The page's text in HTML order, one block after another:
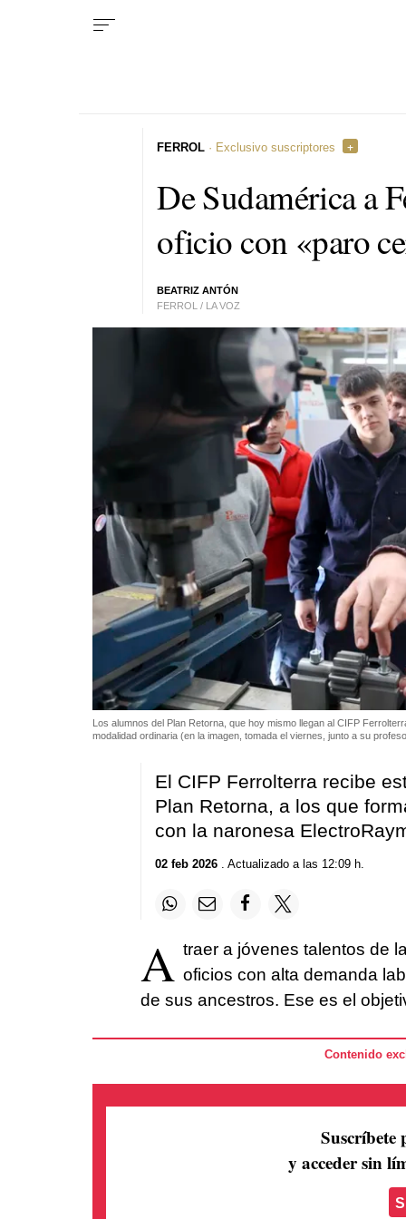
De Sudamérica a
oficio con «paro
BEATRIZ ANTÓN
FERROL / LA VOZ
FERROL · Exclusivo suscriptores
Los alumnos del Plan Retorna, que hoy mismo llegan al CIFP
modalidad ordinaria (en la imagen, tomada el viernes, junto a su
El CIFP Ferrolterra recibe
Plan Retorna, a los que
con la naronesa
02 feb 2026. Actualizado a las 12:09 h.
A traer a jóvenes talentos de
oficios con alta demanda
de sus ancestros. Ese es el
Contenido
Suscríbete
y acceder sin